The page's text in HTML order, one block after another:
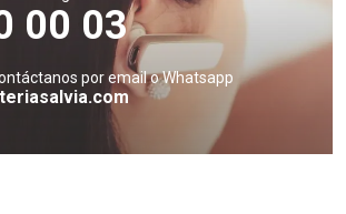
00 03
por email o Whatsapp